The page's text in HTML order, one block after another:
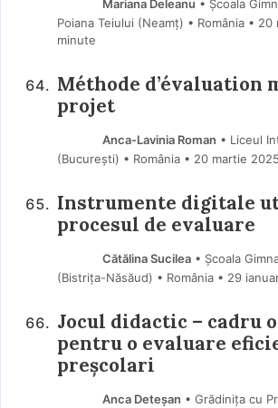
Mariana Deleanu • Școala
Poiana Teiului (Neamţ) • România
20
minute
Méthode d’évaluation
projet
Anca-Lavinia Roman • Liceul
(Bucureşti) • România
20 martie 2025
Instrumente digitale
procesul de evaluare
Cătălina Sucilea• Școala
(Bistriţa-Năsăud) • România
29
Jocul didactic – cadru
pentru o evaluare
preșcolari
Anca Deteșan • Grădinița cu